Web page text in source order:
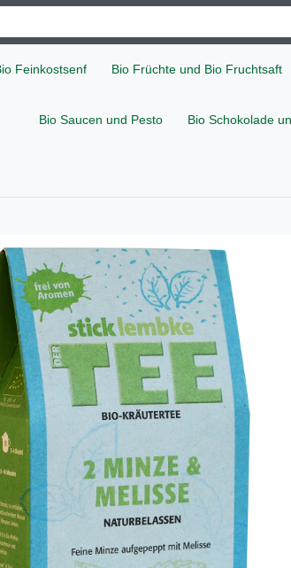
Feinkostsenf Bio Früchte und Bio Fruchtsaft
Bio Saucen und Pesto Bio Schokolade